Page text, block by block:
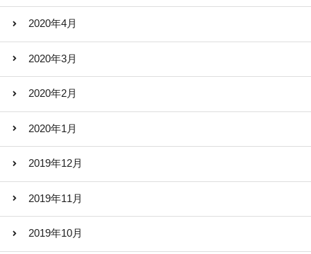
2020年4月
2020年3月
2020年2月
2020年1月
2019年12月
2019年11月
2019年10月